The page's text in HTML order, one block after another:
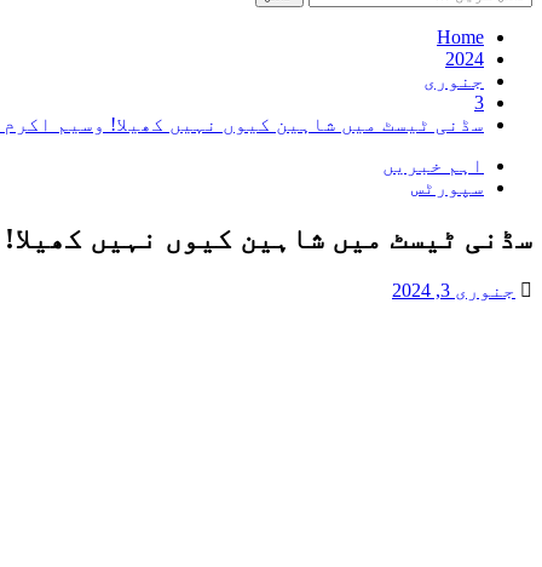
کریں
برائے:Home
2024
جنوری
3
سڈنی ٹیسٹ میں شاہین کیوں نہیں کھیلا! وسیم
اہم خبریں
سپورٹس
سڈنی ٹیسٹ میں شاہین کیوں نہیں
جنوری 3, 2024